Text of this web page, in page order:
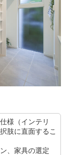
様（インテリ
肢に直面するこ
、家具の選定